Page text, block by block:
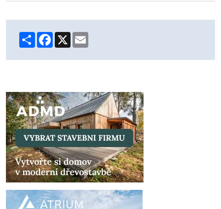
ShareFacebook
X